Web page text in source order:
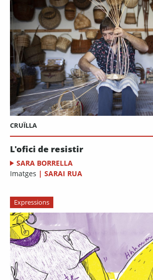
CRUÏLLA
L'ofici de resistir
SARA BORRELLA
Imatges | SARAI RUA
Expressions